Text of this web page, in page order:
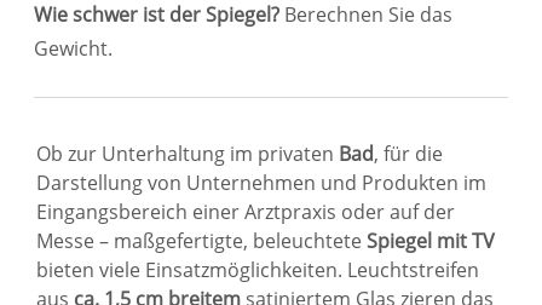
Ob zur Unterhaltung im privaten Bad, für die
Darstellung von Unternehmen und Produkten im
Eingangsbereich einer Arztpraxis oder auf der
Messe – maßgefertigte, beleuchtete Spiegel mit TV
bieten viele Einsatzmöglichkeiten. Leuchtstreifen
aus ca. 1,5 cm breitem satiniertem Glas zieren das
Wie schwer ist der Spiegel? Berechnen Sie das
Gewicht.